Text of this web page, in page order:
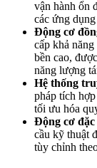
vận hành ổn
các ứng
Động cơ
cấp khả
bền cao,
năng lượng
Hệ thống
pháp tích
tối ưu hóa
Động cơ đặc
cầu kỹ thuật
tùy chỉnh